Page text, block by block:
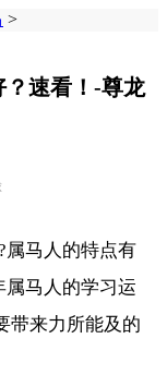
>
？速看！-尊龙
属马人的特点有
属马人的学习运
带来力所能及的